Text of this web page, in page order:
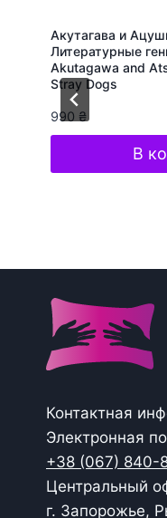
Акутагава и
Литературные
Akutagawa and
Stray Dogs
990 ₴
В
Контактная
Электронная
+38 (067) 840-
Центральный
г. Запорожье,